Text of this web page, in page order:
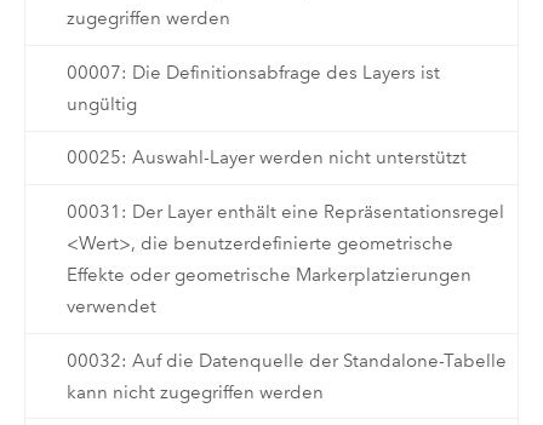
zugegriffen werden
00007: Die Definitionsabfrage des Layers ist
ungültig
00025: Auswahl-Layer werden nicht unterstützt
00031: Der Layer enthält eine Repräsentationsregel
<Wert>, die benutzerdefinierte geometrische
Effekte oder geometrische Markerplatzierungen
verwendet
00032: Auf die Datenquelle der Standalone-Tabelle
kann nicht zugegriffen werden